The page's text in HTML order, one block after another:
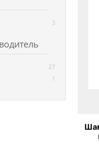
3
27
1